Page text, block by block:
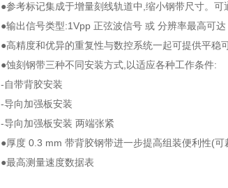
●参考标记集成于增量刻线轨道中,缩小钢带尺寸。可
●输出信号类型:1Vpp 正弦波信号 或 分辨率最高可达
●高精度和优异的重复性与数控系统一起可提供平稳
●蚀刻钢带三种不同安装方式,以适应各种工作条件:
-自带背胶安装
-导向加强板安装
-导向加强板安装 两端张紧
●厚度 0.3 mm 带背胶钢带进一步提高组装便利性(可
●最高测量速度数据表